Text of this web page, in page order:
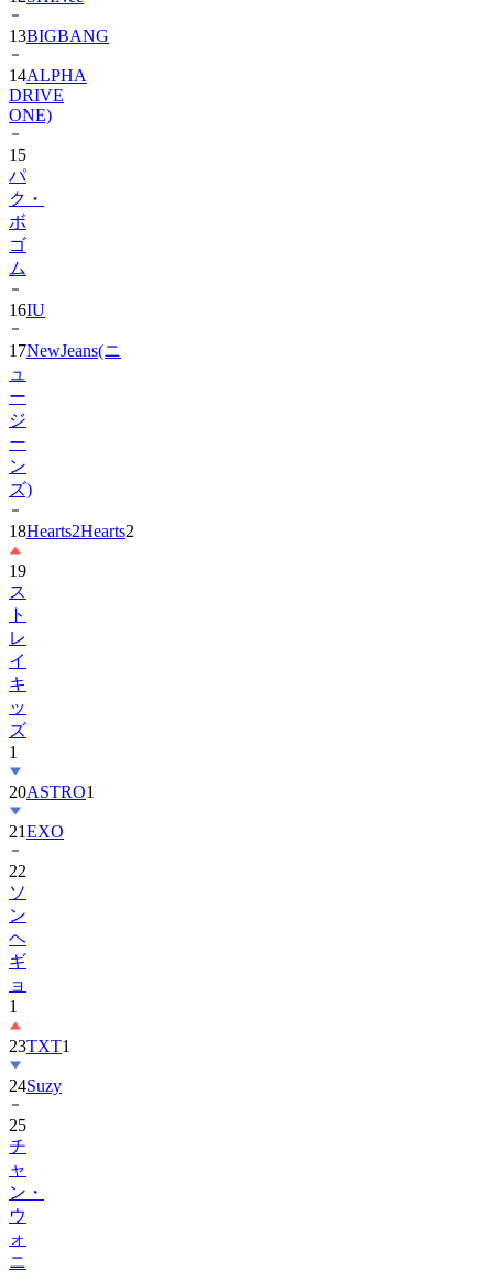
14ALPHA
DRIVE
ONE)
15
パ
ク・
ボ
ゴ
ム
16
17NewJeans(ニ
ュ
ー
ジ
ー
ン
ズ)
18Hearts2Hearts
19
ス
ト
レ
イ
キ
ッ
ズ
1
20
21EXO
22
ソ
ン
ヘ
ギ
ョ
1
23
24Suzy
25
チ
ャ
ン・
ウ
ォ
ニ
ョ
ン